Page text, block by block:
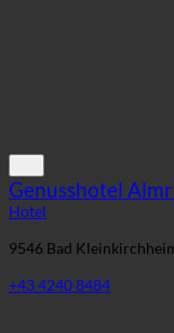
Genusshotel
Hotel
9546 Bad
+43 4240 8484